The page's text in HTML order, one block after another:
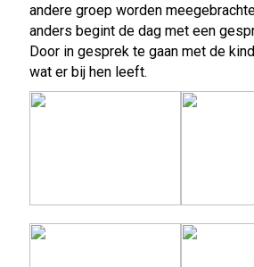
andere groep worden
anders begint de dag met een
Door in gesprek te gaan met de
wat er bij hen leeft.